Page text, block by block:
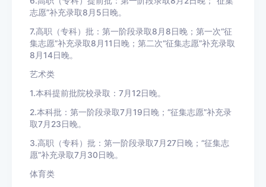
志愿”补充录取8月5日晚。
7.高职（专科）批：第一阶段录取8月8日晚；第一次“征
集志愿”补充录取8月11日晚；第二次“征集志愿”补充录取
8月14日晚。
艺术类
1.本科提前批院校录取：7月12日晚。
2.本科批：第一阶段录取7月19日晚；“征集志愿”补充录
取7月23日晚。
3.高职（专科）批：第一阶段录取7月27日晚；“征集志
愿”补充录取7月30日晚。
体育类